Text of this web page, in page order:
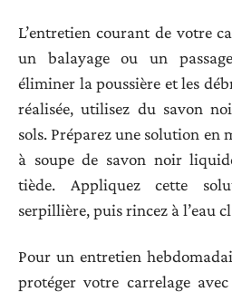
L’entretien courant de votre
un balayage ou un
éliminer la poussière et les
réalisée, utilisez du savon
sols. Préparez une solution en
à soupe de savon noir
tiède. Appliquez cette
serpillière, puis rincez à l’eau
Pour un entretien
protéger votre carrelage